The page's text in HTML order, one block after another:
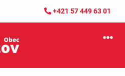
+421 57 449 63 01